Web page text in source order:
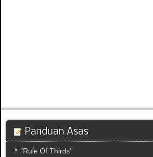
Panduan Asas
'Rule Of Thirds'